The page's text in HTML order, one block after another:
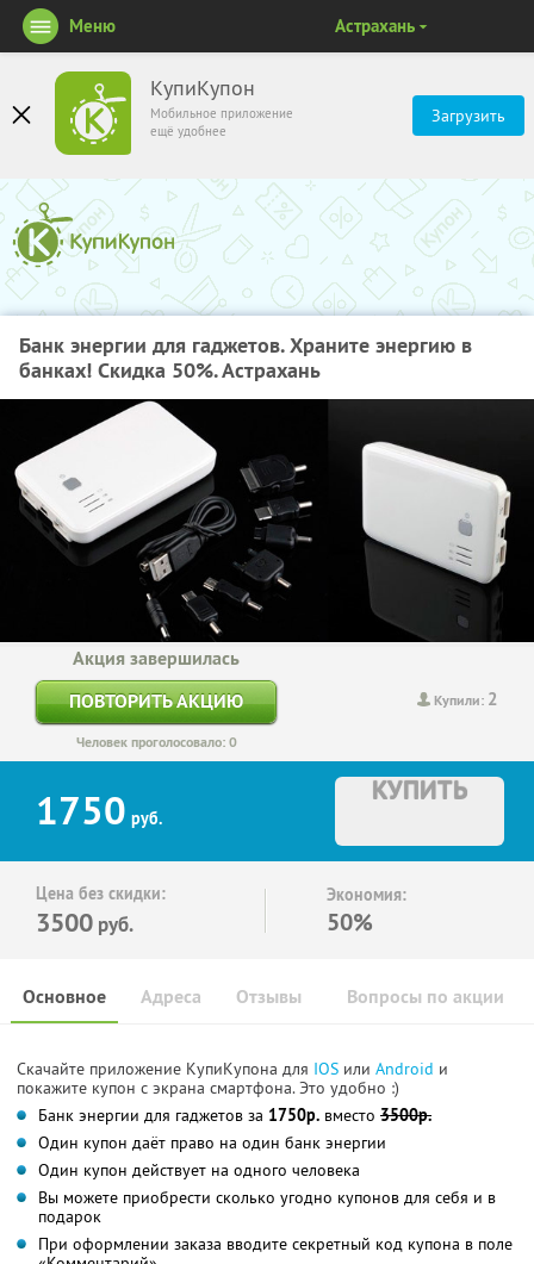
КупиКупон
Мобильное приложение
ещё удобнее
Загрузить
Меню Астрахань
Банк энергии для гаджетов. Храните энергию в
банках! Скидка 50%. Астрахань
Купили: 2
Акция завершилась
ПОВТОРИТЬ АКЦИЮ
Человек проголосовало: 0
1750 руб.
КУПИТЬ
Цена без скидки:
3500 руб.
Экономия:
50%
Основное Отзывы Вопросы по акции
Адреса
Скачайте приложение КупиКупона для IOS или Android и
покажите купон с экрана смартфона. Это удобно :)
Банк энергии для гаджетов за 1750р. вместо 3500р.
Один купон даёт право на один банк энергии
Один купон действует на одного человека
Вы можете приобрести сколько угодно купонов для себя и в
подарок
При оформлении заказа вводите секретный код купона в поле